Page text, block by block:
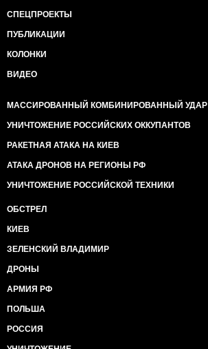
СПЕЦПРОЕКТЫ
ПУБЛИКАЦИИ
КОЛОНКИ
ВИДЕО
МАССИРОВАННЫЙ КОМБИНИРОВАННЫЙ УДАР
УНИЧТОЖЕНИЕ РОССИЙСКИХ ОККУПАНТОВ
РАКЕТНАЯ АТАКА НА КИЕВ
АТАКА ДРОНОВ НА РЕГИОНЫ РФ
УНИЧТОЖЕНИЕ РОССИЙСКОЙ ТЕХНИКИ
ОБСТРЕЛ
КИЕВ
ЗЕЛЕНСКИЙ ВЛАДИМИР
ДРОНЫ
АРМИЯ РФ
ПОЛЬША
РОССИЯ